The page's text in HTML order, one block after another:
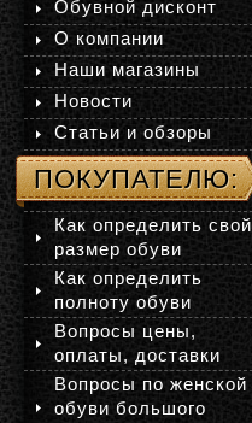
Обувной дисконт
О компании
Наши магазины
Новости
Статьи и обзоры
ПОКУПАТЕЛЮ:
Как определить свой
размер обуви
Как определить
полноту обуви
Вопросы цены,
оплаты, доставки
Вопросы по женской
обуви большого